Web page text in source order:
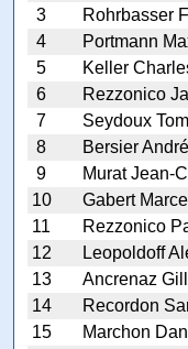
3
Rohrbasser
4
Portmann
5
Keller
6
Rezzonico
7
Seydoux Tom
8
Bersier André
9
Murat Jean-
10
Gabert Marcel
11
Rezzonico
12
Leopoldoff
13
Ancrenaz
14
Recordon
15
Marchon